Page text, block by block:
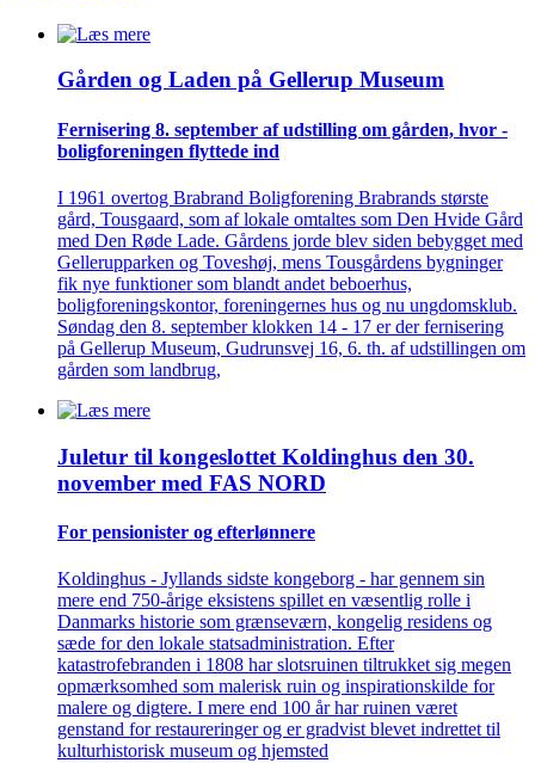
Gården og Laden på Gellerup Museum
Fernisering 8. september af ­udstilling om gården, hvor ­
bolig­foreningen flyttede ind
I 1961 overtog Brabrand Boligforening Brabrands største
gård, Tousgaard, som af lokale omtaltes som Den Hvide Gård
med Den Røde Lade. Gårdens jorde blev siden bebygget med
Gellerupparken og Toveshøj, mens Tousgårdens bygninger
fik nye funktioner som blandt andet beboerhus,
boligforeningskontor, foreningernes hus og nu ungdomsklub.
Søndag den 8. september klokken 14 - 17 er der fernisering
på Gellerup Museum, Gudrunsvej 16, 6. th. af udstillingen om
gården som landbrug,
Juletur til kongeslottet Koldinghus den 30.
november med FAS NORD
For pensionister og efterlønnere
Koldinghus - Jyllands sidste kongeborg - har gennem sin
mere end 750-årige eksistens spillet en væsentlig rolle i
Danmarks historie som grænseværn, kongelig residens og
sæde for den lokale statsadministration. Efter
katastrofebranden i 1808 har slotsruinen tiltrukket sig megen
opmærksomhed som malerisk ruin og inspirationskilde for
malere og digtere. I mere end 100 år har ruinen været
genstand for restaureringer og er gradvist blevet indrettet til
kulturhistorisk museum og hjemsted